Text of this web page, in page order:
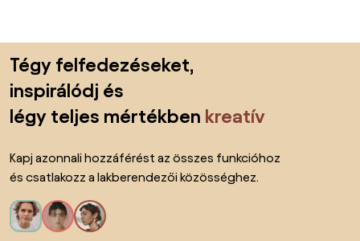
Tégy felfedezéseket,
inspirálódj és
légy teljes mértékben kreatív
Kapj azonnali hozzáférést az összes funkcióhoz
és csatlakozz a lakberendezői közösséghez.